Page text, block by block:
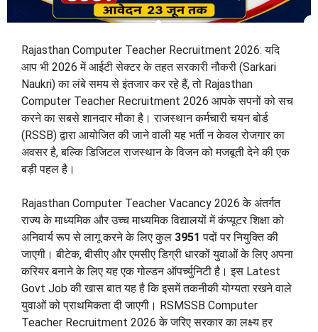
Rajasthan Computer Teacher Recruitment 2026: यदि
आप भी 2026 में आईटी सेक्टर के तहत सरकारी नौकरी (Sarkari
Naukri) का लंबे समय से इंतजार कर रहे हैं, तो Rajasthan
Computer Teacher Recruitment 2026 आपके सपनों को सच
करने का सबसे शानदार मौका है। राजस्थान कर्मचारी चयन बोर्ड
(RSSB) द्वारा आयोजित की जाने वाली यह भर्ती न केवल रोजगार का
अवसर है, बल्कि डिजिटल राजस्थान के विजन को मजबूती देने की एक
बड़ी पहल है।
Rajasthan Computer Teacher Vacancy 2026 के अंतर्गत
राज्य के माध्यमिक और उच्च माध्यमिक विद्यालयों में कंप्यूटर शिक्षा को
अनिवार्य रूप से लागू करने के लिए कुल 3951 पदों पर नियुक्ति की
जाएगी। बीटेक, बीसीए और एमसीए डिग्री धारकों युवाओं के लिए अपना
करियर बनाने के लिए यह एक गोल्डन ऑपर्च्युनिटी है। इस Latest
Govt Job की खास बात यह है कि इसमें तकनीकी योग्यता रखने वाले
युवाओं को प्राथमिकता दी जाएगी। RSMSSB Computer
Teacher Recruitment 2026 के जरिए सरकार का लक्ष्य हर